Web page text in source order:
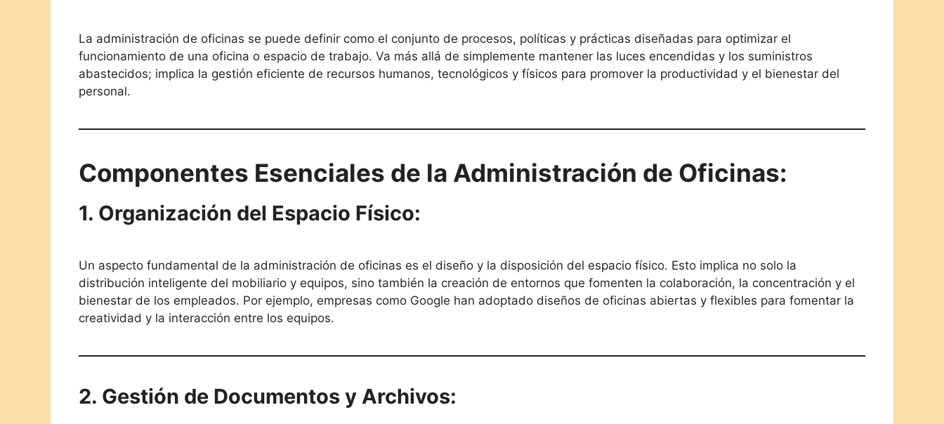
La administración de oficinas se puede definir como el conjunto de procesos, políticas y prácticas diseñadas para optimizar el
funcionamiento de una oficina o espacio de trabajo. Va más allá de simplemente mantener las luces encendidas y los suministros
abastecidos; implica la gestión eficiente de recursos humanos, tecnológicos y físicos para promover la productividad y el bienestar del
personal.
Componentes Esenciales de la Administración de Oficinas:
1. Organización del Espacio Físico:
Un aspecto fundamental de la administración de oficinas es el diseño y la disposición del espacio físico. Esto implica no solo la
distribución inteligente del mobiliario y equipos, sino también la creación de entornos que fomenten la colaboración, la concentración y el
bienestar de los empleados. Por ejemplo, empresas como Google han adoptado diseños de oficinas abiertas y flexibles para fomentar la
creatividad y la interacción entre los equipos.
2. Gestión de Documentos y Archivos: